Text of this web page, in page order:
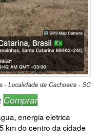
- Localidade de Cachoeira - SC
Comprar
energia eletrica
km do centro da cidade